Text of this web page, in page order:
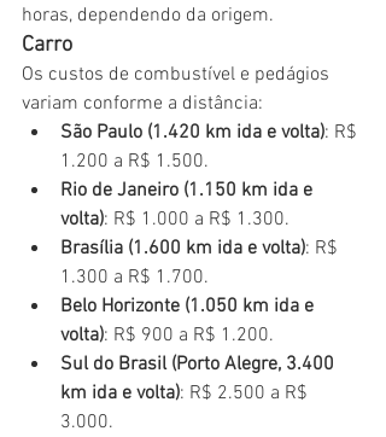
horas, dependendo da origem.
Carro
Os custos de combustível e pedágios
variam conforme a distância:
São Paulo (1.420 km ida e volta): R$
1.200 a R$ 1.500.
Rio de Janeiro (1.150 km ida e
volta): R$ 1.000 a R$ 1.300.
Brasília (1.600 km ida e volta): R$
1.300 a R$ 1.700.
Belo Horizonte (1.050 km ida e
volta): R$ 900 a R$ 1.200.
Sul do Brasil (Porto Alegre, 3.400
km ida e volta): R$ 2.500 a R$
3.000.